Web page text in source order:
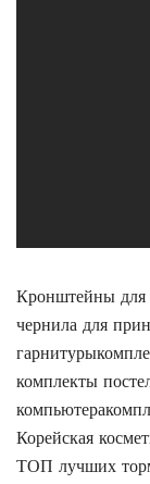
Кронштейны
чернила для
комплекты
Корейская
ТОП лучших